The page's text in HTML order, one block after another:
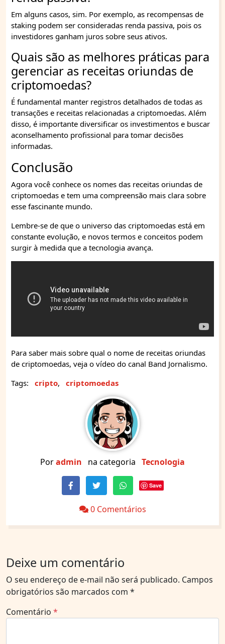
Em alguns casos, sim. Por exemplo, as recompensas de
staking podem ser consideradas renda passiva, pois os
investidores ganham juros sobre seus ativos.
Quais são as melhores práticas para
gerenciar as receitas oriundas de
criptomoedas?
É fundamental manter registros detalhados de todas as
transações e receitas relacionadas a criptomoedas. Além
disso, é importante diversificar os investimentos e buscar
aconselhamento profissional para tomar decisões
informadas.
Conclusão
Agora você conhece os nomes das receitas oriundas de
criptomoedas e tem uma compreensão mais clara sobre
esse fascinante mundo.
Lembre-se de que o universo das criptomoedas está em
constante evolução, e novos termos e conceitos podem
surgir à medida que a tecnologia avança.
Para saber mais sobre qual o nome de receitas oriundas
de criptomoedas, veja o vídeo do canal Band Jornalismo.
Tags:
cripto, criptomoedas
Poradmin na categoria Tecnologia
Save
0 Comentários
Deixe um comentário
O seu endereço de e-mail não será publicado. Campos
obrigatórios são marcados com *
Comentário *